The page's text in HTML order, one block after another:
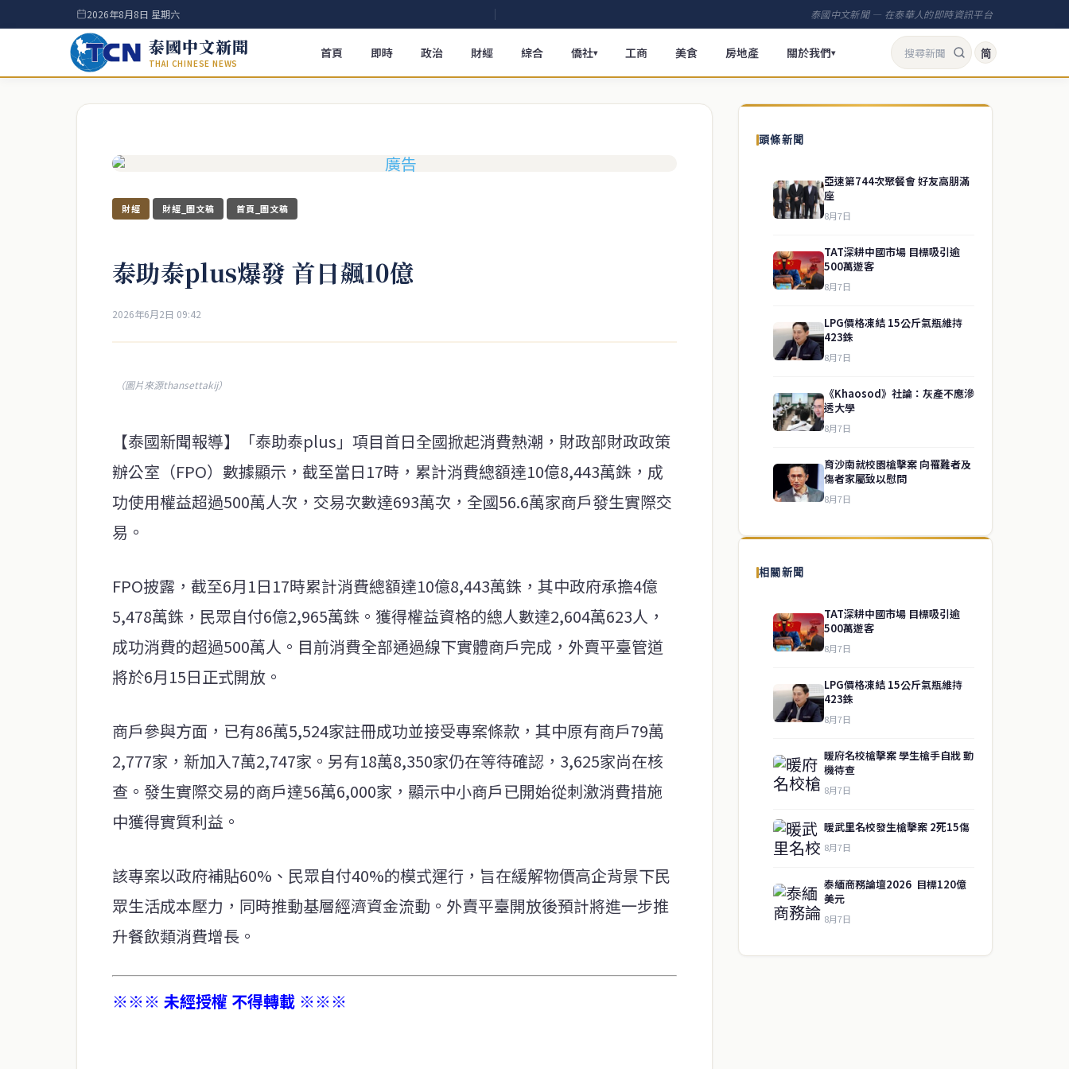
2026年8月8日 星期六 泰國中文新聞 — 在泰華人的即時資訊平台
泰國中文新聞
THAI CHINESE NEWS
首頁 即時 政治 財經 綜合 僑社▾ 工商 美食 房地產 關於我們▾ 简
財經 財經_圖文稿 首頁_圖文稿
泰助泰plus爆發 首日飆10億
2026年6月2日 09:42
（圖片來源thansettakij）
【泰國新聞報導】「泰助泰plus」項目首日全國掀起消費熱潮，財政部財政政策
辦公室（FPO）數據顯示，截至當日17時，累計消費總額達10億8,443萬銖，成
功使用權益超過500萬人次，交易次數達693萬次，全國56.6萬家商戶發生實際交
易。
FPO披露，截至6月1日17時累計消費總額達10億8,443萬銖，其中政府承擔4億
5,478萬銖，民眾自付6億2,965萬銖。獲得權益資格的總人數達2,604萬623人，
成功消費的超過500萬人。目前消費全部通過線下實體商戶完成，外賣平臺管道
將於6月15日正式開放。
商戶參與方面，已有86萬5,524家註冊成功並接受專案條款，其中原有商戶79萬
2,777家，新加入7萬2,747家。另有18萬8,350家仍在等待確認，3,625家尚在核
查。發生實際交易的商戶達56萬6,000家，顯示中小商戶已開始從刺激消費措施
中獲得實質利益。
該專案以政府補貼60%、民眾自付40%的模式運行，旨在緩解物價高企背景下民
眾生活成本壓力，同時推動基層經濟資金流動。外賣平臺開放後預計將進一步推
升餐飲類消費增長。
※※※ 未經授權 不得轉載 ※※※
頭條新聞
亞速第744次聚餐會 好友高朋滿
座
8月7日
TAT深耕中國市場 目標吸引逾
500萬遊客
8月7日
LPG價格凍結 15公斤氣瓶維持
423銖
8月7日
《Khaosod》社論：灰產不應滲
透大學
8月7日
育沙南就校園槍擊案 向罹難者及
傷者家屬致以慰問
8月7日
相關新聞
TAT深耕中國市場 目標吸引逾
500萬遊客
8月7日
LPG價格凍結 15公斤氣瓶維持
423銖
8月7日
暖府名校槍擊案 學生槍手自戕 動
機待查
8月7日
暖武里名校發生槍擊案 2死15傷
8月7日
泰緬商務論壇2026 目標120億
美元
8月7日